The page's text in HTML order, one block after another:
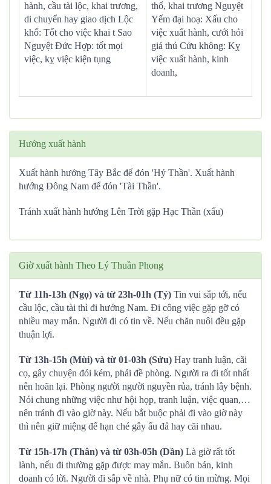
hành, cầu tài lộc, khai trương,
di chuyển hay giao dịch Lộc
khố: Tốt cho việc khai t Sao
Nguyệt Đức Hợp: tốt mọi
việc, kỵ việc kiện tụng
thổ, khai trương Nguyệt
Yếm đại hoạ: Xấu cho
việc xuất hành, cưới hỏi
giá thú Cửu không: Kỵ
việc xuất hành, kinh
doanh,
Hướng xuất hành
Xuất hành hướng Tây Bắc để đón 'Hỷ Thần'. Xuất hành
hướng Đông Nam để đón 'Tài Thần'.
Tránh xuất hành hướng Lên Trời gặp Hạc Thần (xấu)
Giờ xuất hành Theo Lý Thuần Phong
Từ 11h-13h (Ngọ) và từ 23h-01h (Tý) Tin vui sắp tới, nếu
cầu lộc, cầu tài thì đi hướng Nam. Đi công việc gặp gỡ có
nhiều may mắn. Người đi có tin về. Nếu chăn nuôi đều gặp
thuận lợi.
Từ 13h-15h (Mùi) và từ 01-03h (Sửu) Hay tranh luận, cãi
cọ, gây chuyện đói kém, phải đề phòng. Người ra đi tốt nhất
nên hoãn lại. Phòng người người nguyền rủa, tránh lây bệnh.
Nói chung những việc như hội họp, tranh luận, việc quan,…
nên tránh đi vào giờ này. Nếu bắt buộc phải đi vào giờ này
thì nên giữ miệng để hạn ché gây ẩu đả hay cãi nhau.
Từ 15h-17h (Thân) và từ 03h-05h (Dần) Là giờ rất tốt
lành, nếu đi thường gặp được may mắn. Buôn bán, kinh
doanh có lời. Người đi sắp về nhà. Phụ nữ có tin mừng. Mọi